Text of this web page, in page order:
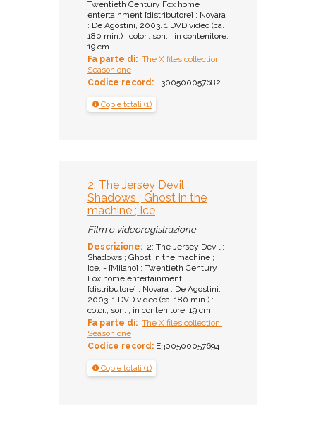
Twentieth Century Fox home
entertainment [distributore] ; Novara
: De Agostini, 2003. 1 DVD video (ca.
180 min.) : color., son. ; in contenitore,
19 cm.
Fa parte di: The X files collection.
Season one
Codice record: E300500057682
Copie totali (1)
2: The Jersey Devil ;
Shadows ; Ghost in the
machine ; Ice
Film e videoregistrazione
Descrizione: 2: The Jersey Devil ;
Shadows ; Ghost in the machine ;
Ice. - [Milano] : Twentieth Century
Fox home entertainment
[distributore] ; Novara : De Agostini,
2003. 1 DVD video (ca. 180 min.) :
color., son. ; in contenitore, 19 cm.
Fa parte di: The X files collection.
Season one
Codice record: E300500057694
Copie totali (1)